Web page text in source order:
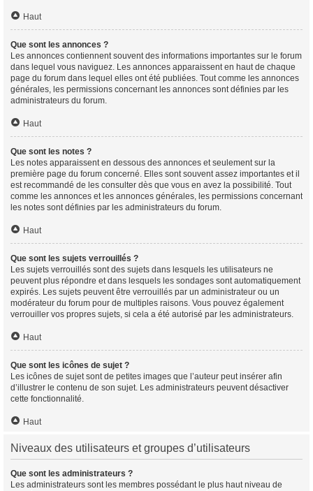
Haut
Que sont les annonces ?
Les annonces contiennent souvent des informations importantes sur le forum
dans lequel vous naviguez. Les annonces apparaissent en haut de chaque
page du forum dans lequel elles ont été publiées. Tout comme les annonces
générales, les permissions concernant les annonces sont définies par les
administrateurs du forum.
Haut
Que sont les notes ?
Les notes apparaissent en dessous des annonces et seulement sur la
première page du forum concerné. Elles sont souvent assez importantes et il
est recommandé de les consulter dès que vous en avez la possibilité. Tout
comme les annonces et les annonces générales, les permissions concernant
les notes sont définies par les administrateurs du forum.
Haut
Que sont les sujets verrouillés ?
Les sujets verrouillés sont des sujets dans lesquels les utilisateurs ne
peuvent plus répondre et dans lesquels les sondages sont automatiquement
expirés. Les sujets peuvent être verrouillés par un administrateur ou un
modérateur du forum pour de multiples raisons. Vous pouvez également
verrouiller vos propres sujets, si cela a été autorisé par les administrateurs.
Haut
Que sont les icônes de sujet ?
Les icônes de sujet sont de petites images que l’auteur peut insérer afin
d’illustrer le contenu de son sujet. Les administrateurs peuvent désactiver
cette fonctionnalité.
Haut
Niveaux des utilisateurs et groupes d’utilisateurs
Que sont les administrateurs ?
Les administrateurs sont les membres possédant le plus haut niveau de